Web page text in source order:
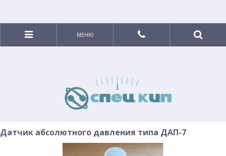
МЕНЮ
Датчик абсолютного давления типа ДАП-7